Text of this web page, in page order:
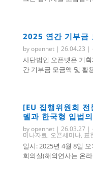
2025 연간 기부금
byopennet| 26.04.23 |
사단법인 오픈넷은 기
간 기부금 모금액 및 활
[EU 집행위원회
델과 한국형 입법
byopennet| 26.03.27|
미나자료, 오픈세미나, 표
일시: 2025년 4월 8일
회의실(해외연사는 온